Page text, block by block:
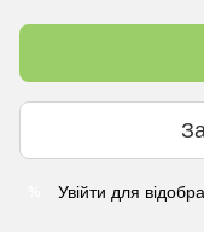
Увійти для